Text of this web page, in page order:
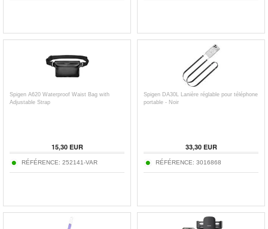
Spigen A620 Waterproof Waist Bag with
Adjustable Strap
15,30EUR
RÉFÉRENCE: 252141-VAR
Spigen DA30L Lanière réglable pour téléphone
portable - Noir
33,30EUR
RÉFÉRENCE: 3016868